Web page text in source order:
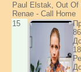
Paul Elstak, Out Of
Renae - Call Home
15